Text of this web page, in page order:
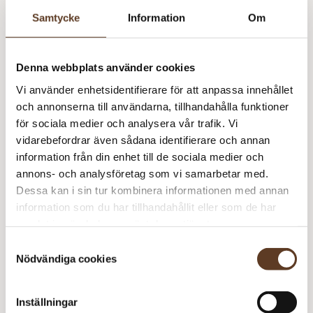
Samtycke Information Om
Denna webbplats använder cookies
Vi använder enhetsidentifierare för att anpassa innehållet
och annonserna till användarna, tillhandahålla funktioner
för sociala medier och analysera vår trafik. Vi
vidarebefordrar även sådana identifierare och annan
information från din enhet till de sociala medier och
annons- och analysföretag som vi samarbetar med.
Dessa kan i sin tur kombinera informationen med annan
information som du har tillhandahållit eller som de har
Nödvändiga cookies
Inställningar
Namn Pris/st
Smårollinger 1714
90 kr 90 kr
90 kr
I lager Art.nr: SA-9800-0
Lägg i varukorg
Behöver du fler? Bli meddelad när fler är tillbaka i
Meddela mig